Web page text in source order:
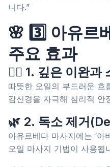
니다.”
🌸 3️⃣ 아유르
주요 효과
💆‍♀️ 1. 깊은 이완과
따뜻한 오일의 부드러운 흐
감신경을 자극해 심리적 안
🌿 2. 독소 제거
아유르베다 마사지에는 ‘
오일 마사지 기법이 사용됩